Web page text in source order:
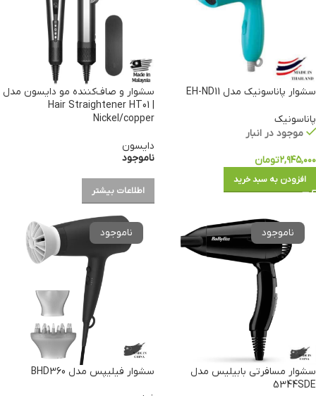
سشوار پاناسونیک مدل EH-ND11
پاناسونیک
موجود در انبار
۲,۹۴۵,۰۰۰تومان
افزودن به سبد خرید
سشوار و صاف‌کننده مو دایسون مدل
Hair Straightener HT01 |
Nickel/copper
دایسون
ناموجود
اطلاعات بیشتر
سشوار مسافرتی بابیلیس مدل
5344SDE
سشوار فیلیپس مدل BHD360